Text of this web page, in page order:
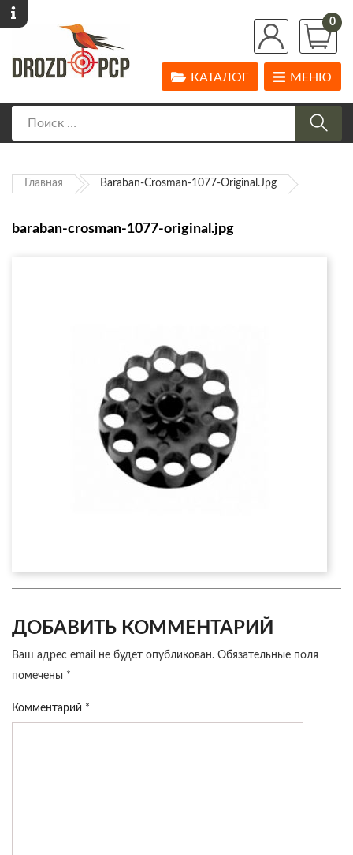
0
МЕНЮ
КАТАЛОГ
Главная Baraban-Crosman-1077-Original.jpg
baraban-crosman-1077-original.jpg
ДОБАВИТЬ КОММЕНТАРИЙ
Ваш адрес email не будет опубликован. Обязательные поля
помечены *
Комментарий *